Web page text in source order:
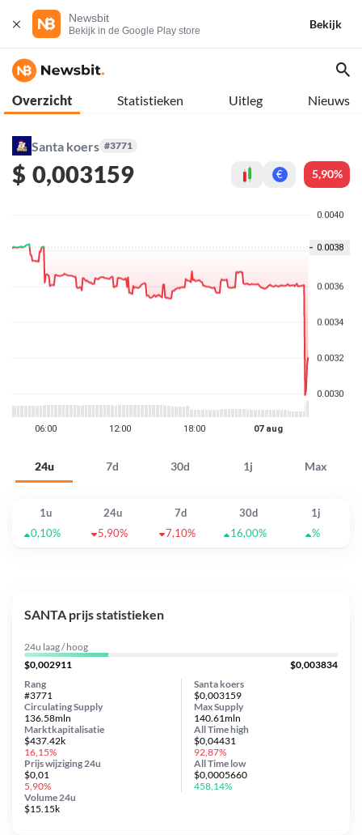
Newsbit
Bekijk in de Google Play store
Bekijk
Overzicht Statistieken Uitleg Nieuws
Santa koers #3771
$ 0,003159 € 5,90%
24u 7d 30d 1j Max
1u 24u 7d 30d
1j
0,10%
5,90% 7,10% 16,00% %
SANTA prijs statistieken
24u laag / hoog
$0,002911
$0,003834
Santa koers
$0,003159
Circulating Supply
136.58mln
Prijs wijziging 24u
$0,01
5,90%
Max Supply
140.61mln
Marktkapitalisatie
$437.42k
16,15%
Volume 24u
$15.15k
Rang
#3771
All Timehigh
$0,04431
92,87%
All Time low
$0,0005660
458,14%